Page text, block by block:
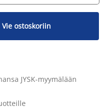
Vie ostoskoriin
JYSK-myymälään